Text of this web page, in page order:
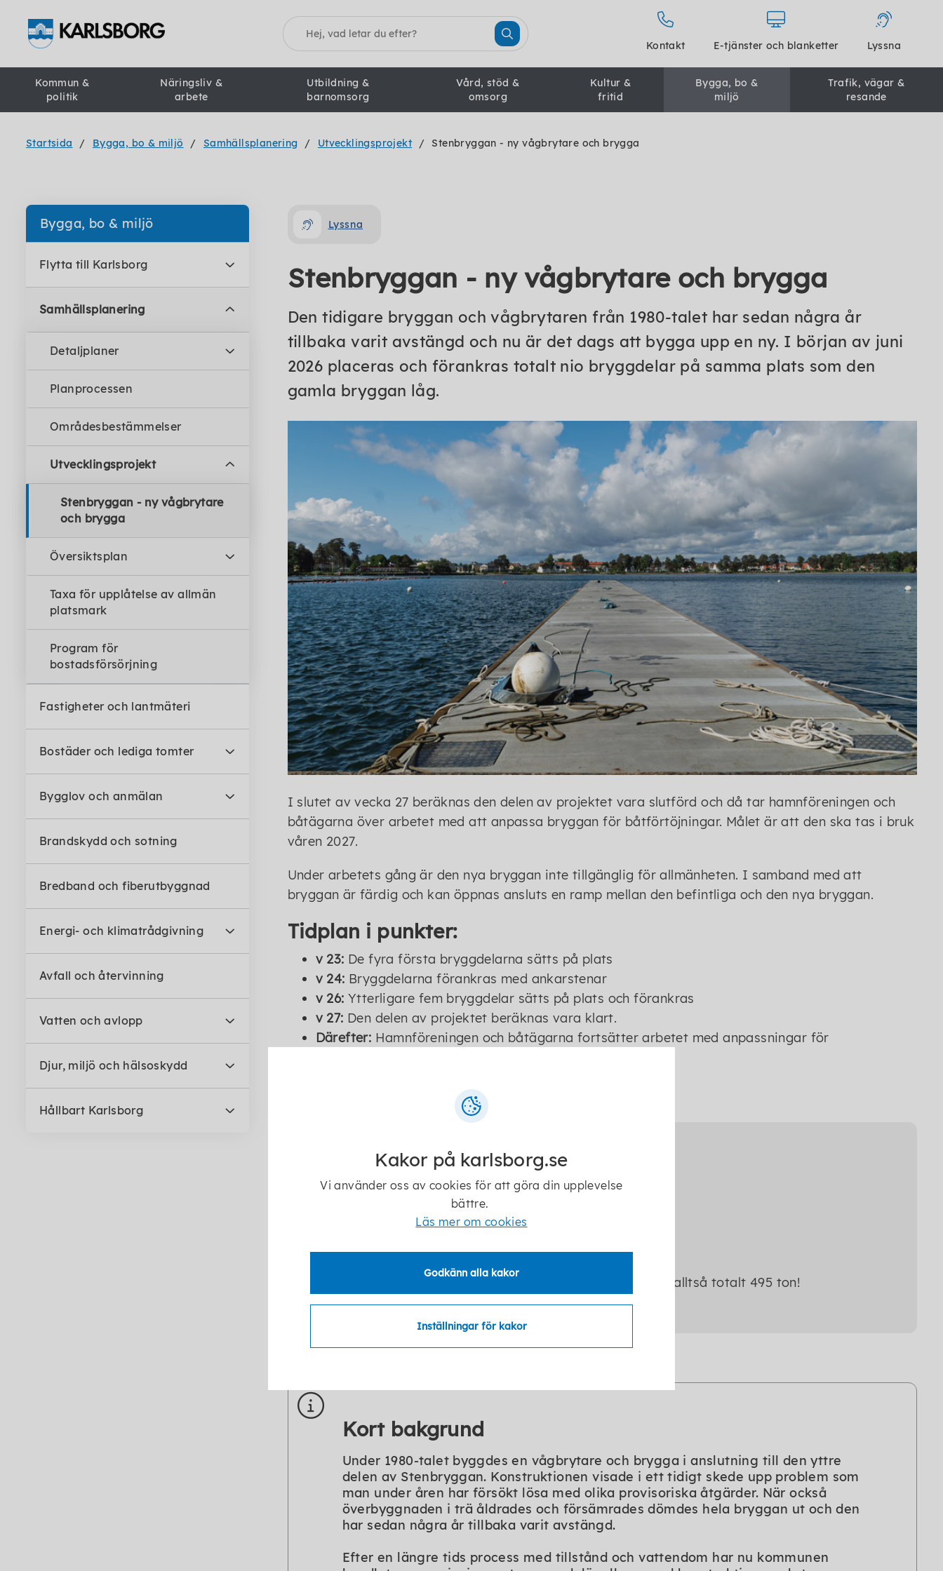
Sök
Kontakt E-tjänster och blanketter Lyssna
Kommun &
politik
Näringsliv &
arbete
Utbildning &
barnomsorg
Vård, stöd &
omsorg
Kultur &
fritid
Bygga, bo &
miljö
Trafik, vägar &
resande
Startsida Bygga, bo & miljö Samhällsplanering Utvecklingsprojekt Stenbryggan - ny vågbrytare och brygga
Bygga, bo & miljö
Flytta till Karlsborg
Samhällsplanering
Detaljplaner
Planprocessen
Områdesbestämmelser
Utvecklingsprojekt
Stenbryggan - ny vågbrytare
och brygga
Översiktsplan
Taxa för upplåtelse av allmän
platsmark
Program för
bostadsförsörjning
Fastigheter och lantmäteri
Bostäder och lediga tomter
Bygglov och anmälan
Brandskydd och sotning
Bredband och fiberutbyggnad
Energi- och klimatrådgivning
Avfall och återvinning
Vatten och avlopp
Djur, miljö och hälsoskydd
Hållbart Karlsborg
Lyssna
Stenbryggan - ny vågbrytare och brygga
Den tidigare bryggan och vågbrytaren från 1980-talet har sedan några år
tillbaka varit avstängd och nu är det dags att bygga upp en ny. I början av juni
2026 placeras och förankras totalt nio bryggdelar på samma plats som den
gamla bryggan låg.
I slutet av vecka 27 beräknas den delen av projektet vara slutförd och då tar hamnföreningen och
båtägarna över arbetet med att anpassa bryggan för båtförtöjningar. Målet är att den ska tas i bruk
våren 2027.
Under arbetets gång är den nya bryggan inte tillgänglig för allmänheten. I samband med att
bryggan är färdig och kan öppnas ansluts en ramp mellan den befintliga och den nya bryggan.
Tidplan i punkter:
v 23: De fyra första bryggdelarna sätts på plats
v 24: Bryggdelarna förankras med ankarstenar
v 26: Ytterligare fem bryggdelar sätts på plats och förankras
v 27: Den delen av projektet beräknas vara klart.
Därefter: Hamnföreningen och båtägarna fortsätter arbetet med anpassningar för
Stadig konstruktion
är 20 meter lång och 4 meter bred.
väger 55 ton.
Hela konstruktionen med totalt nio bryggdelar väger alltså totalt 495 ton!
Kort bakgrund
Under 1980-talet byggdes en vågbrytare och brygga i anslutning till den yttre
delen av Stenbryggan. Konstruktionen visade i ett tidigt skede upp problem som
man under åren har försökt lösa med olika provisoriska åtgärder. När också
överbyggnaden i trä åldrades och försämrades dömdes hela bryggan ut och den
har sedan några år tillbaka varit avstängd.
Efter en längre tids process med tillstånd och vattendom har nu kommunen
Kakor på karlsborg.se
Vi använder oss av cookies för att göra din upplevelse
bättre.
Läs mer om cookies
Godkänn alla kakor
Inställningar för kakor